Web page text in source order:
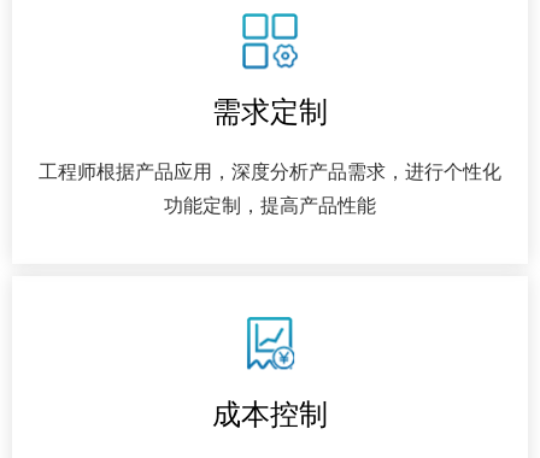
需求定制
工程师根据产品应用，深度分析产品需求，进行个性化
功能定制，提高产品性能
成本控制